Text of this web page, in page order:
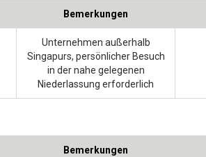
Bemerkungen
Unternehmen außerhalb
Singapurs, persönlicher Besuch
in der nahe gelegenen
Niederlassung erforderlich
Bemerkungen